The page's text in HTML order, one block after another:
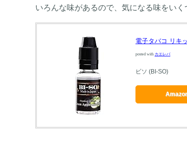
いろんな味があるので、気になる味をいく
電子タバコ リキ
posted with カエレバ
ビソ (BI-SO)